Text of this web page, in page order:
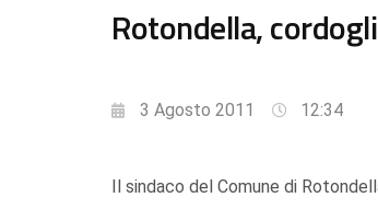
Rotondella,
3 Agosto 2011 12:34
Il sindaco del Comune di